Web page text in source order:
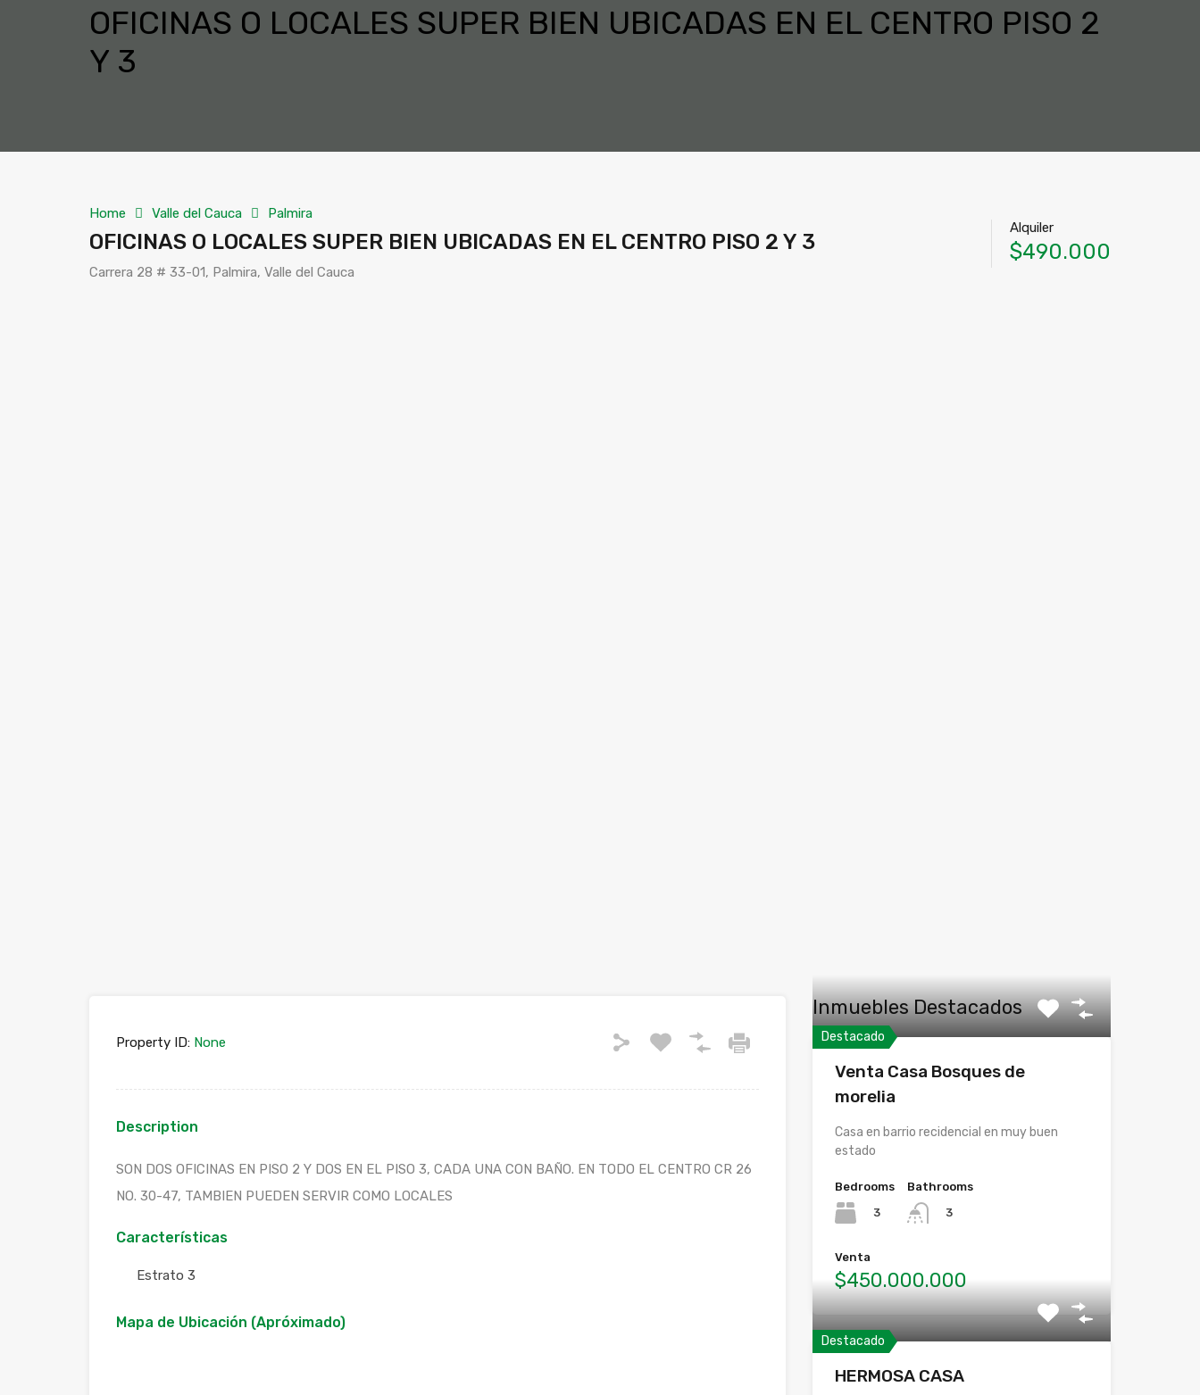
OFICINAS O LOCALES SUPER BIEN UBICADAS EN EL CENTRO PISO 2
Y 3
Home Valle del Cauca Palmira
OFICINAS O LOCALES SUPER BIEN UBICADAS EN EL CENTRO PISO 2 Y 3
Carrera 28 # 33-01, Palmira, Valle del Cauca
Alquiler
$490.000
Property ID: None
Description
SON DOS OFICINAS EN PISO 2 Y DOS EN EL PISO 3, CADA UNA CON BAÑO. EN TODO EL CENTRO CR 26
NO. 30-47, TAMBIEN PUEDEN SERVIR COMO LOCALES
Características
Estrato 3
Mapa de Ubicación (Apróximado)
Inmuebles Destacados
Destacado
Venta Casa Bosques de
morelia
Casa en barrio recidencial en muy buen
estado
Bedrooms
3
Bathrooms
3
Venta
$450.000.000
Destacado
HERMOSA CASA